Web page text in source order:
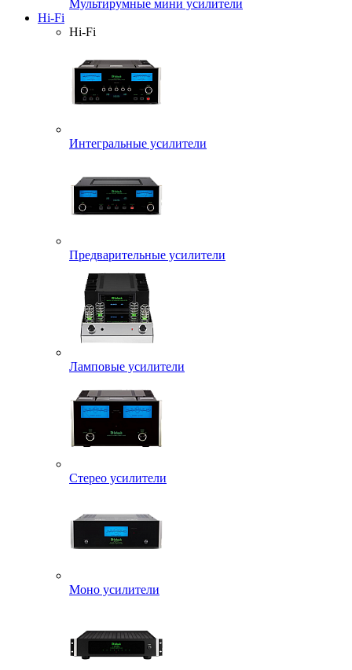
Мультирумные мини усилители
Hi-Fi
Hi-Fi
Интегральные усилители
Предварительные усилители
Ламповые усилители
Стерео усилители
Моно усилители